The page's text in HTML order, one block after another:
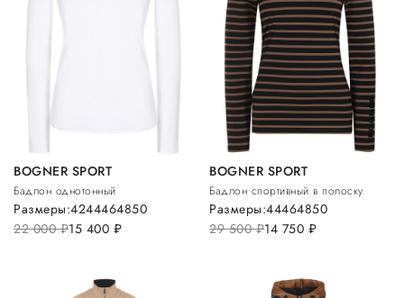
BOGNER SPORT
Бадлон однотонный
22 000руб.15 400 руб.
Размеры:4244464850
BOGNER SPORT
Бадлон спортивный в полоску
29 500руб.14 750 руб.
Размеры:44464850